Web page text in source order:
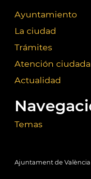
Ayuntamiento
La ciudad
Trámites
Atención
Actualidad
Temas
Ajuntament de